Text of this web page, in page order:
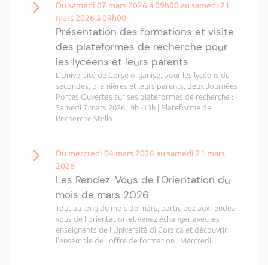
Du samedi 07 mars 2026 à 09h00 au samedi 21
mars 2026 à 09h00
Présentation des formations et visite
des plateformes de recherche pour
les lycéens et leurs parents
L'Université de Corse organise, pour les lycéens de
secondes, premières et leurs parents, deux Journées
Portes Ouvertes sur ses plateformes de recherche : |
Samedi 7 mars 2026 : 9h -13h | Plateforme de
Recherche Stella...
Du mercredi 04 mars 2026 au samedi 21 mars
2026
Les Rendez-Vous de l'Orientation du
mois de mars 2026
Tout au long du mois de mars, participez aux rendez-
vous de l’orientation et venez échanger avec les
enseignants de l’Università di Corsica et découvrir
l’ensemble de l’offre de formation : Mercredi...